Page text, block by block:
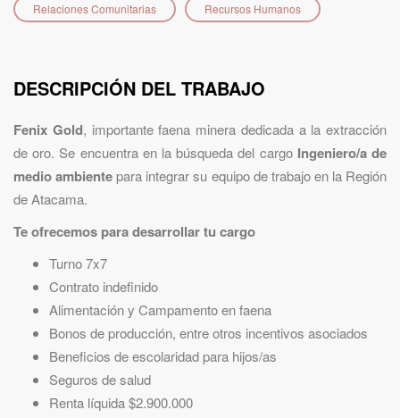
Relaciones Comunitarias Recursos Humanos
DESCRIPCIÓN DEL TRABAJO
Fenix Gold, importante faena minera dedicada a la extracción
de oro. Se encuentra en la búsqueda del cargo Ingeniero/a de
medio ambiente para integrar su equipo de trabajo en la Región
de Atacama.
Te ofrecemos para desarrollar tu cargo
Turno 7x7
Contrato indefinido
Alimentación y Campamento en faena
Bonos de producción, entre otros incentivos asociados
Beneficios de escolaridad para hijos/as
Seguros de salud
Renta líquida $2.900.000